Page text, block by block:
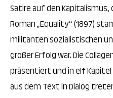
Satire auf den
Roman„Equality“ (1897)
militanten sozialistischen
großer Erfolg war. Die
präsentiert und in elf
aus dem Text in Dialog